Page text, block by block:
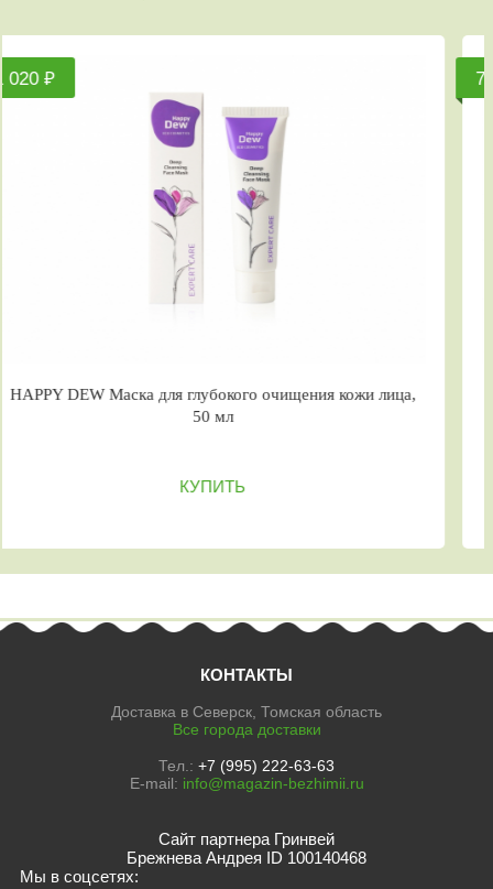
Маска для глубокого очищения кожи лица,
HAPPY
КОНТАКТЫ
Доставка в Северск, Томская область
Все города доставки
Тел.: +7 (995) 222-63-63
E-mail: info@magazin-bezhimii.ru
Сайт партнера Гринвей
Брежнева Андрея ID 100140468
Мы в соцсетях: